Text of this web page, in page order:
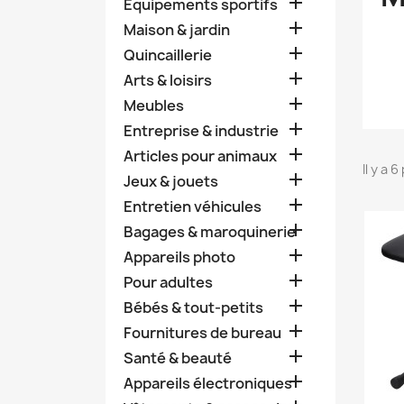
Équipements sportifs
Maison & jardin 
Quincaillerie 
Arts & loisirs 
Meubles 
Entreprise & industrie 
Articles pour animaux 
Jeux & jouets 
Entretien véhicules 
Bagages & maroquinerie

Appareils photo 
Pour adultes 
Bébés & tout-petits 
Fournitures de bureau 
Santé & beauté 
Appareils électroniques
Il y a